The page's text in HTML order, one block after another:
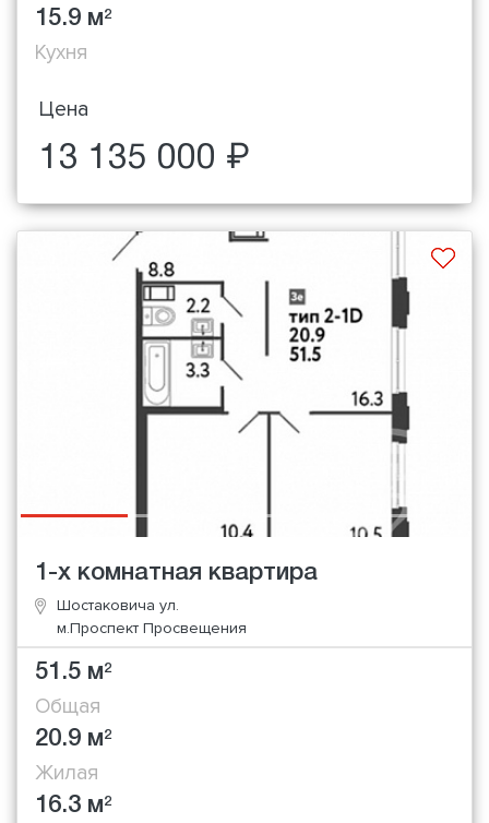
15.9 м2
Кухня
Цена
13 135 000 ₽
1-х комнатная квартира
Шостаковича ул.
м.Проспект Просвещения
51.5 м2
Общая
20.9 м2
Жилая
16.3 м2